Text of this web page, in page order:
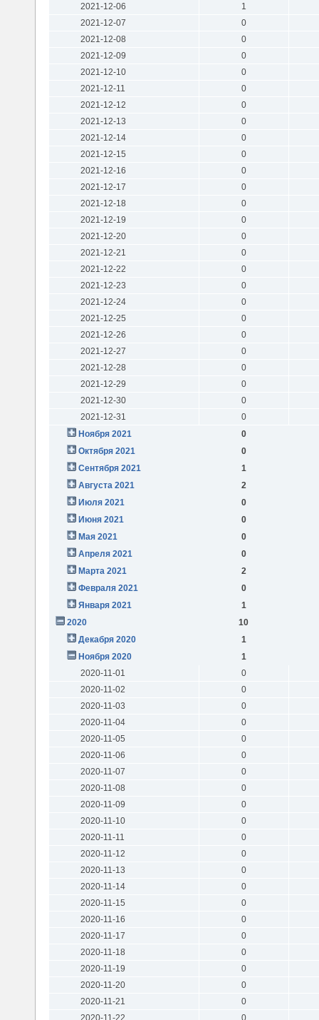
2021-12-06
1
2021-12-07
0
2021-12-08
0
2021-12-09
0
2021-12-10
0
2021-12-11
0
2021-12-12
0
2021-12-13
0
2021-12-14
0
2021-12-15
0
2021-12-16
0
2021-12-17
0
2021-12-18
0
2021-12-19
0
2021-12-20
0
2021-12-21
0
2021-12-22
0
2021-12-23
0
2021-12-24
0
2021-12-25
0
2021-12-26
0
2021-12-27
0
2021-12-28
0
2021-12-29
0
2021-12-30
0
2021-12-31
0
Ноября 2021
0
Октября 2021
0
Сентября 2021
1
Августа 2021
2
Июля 2021
0
Июня 2021
0
Мая 2021
0
Апреля 2021
0
Марта 2021
2
Февраля 2021
0
Января 2021
1
2020
10
Декабря 2020
1
Ноября 2020
1
2020-11-01
0
2020-11-02
0
2020-11-03
0
2020-11-04
0
2020-11-05
0
2020-11-06
0
2020-11-07
0
2020-11-08
0
2020-11-09
0
2020-11-10
0
2020-11-11
0
2020-11-12
0
2020-11-13
0
2020-11-14
0
2020-11-15
0
2020-11-16
0
2020-11-17
0
2020-11-18
0
2020-11-19
0
2020-11-20
0
2020-11-21
0
2020-11-22
0